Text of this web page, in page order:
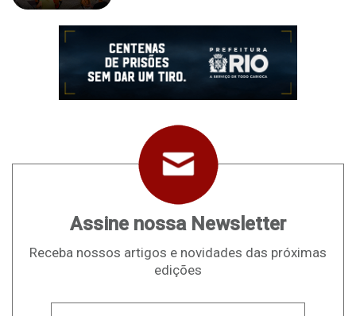
Assine nossa Newsletter
Receba nossos artigos e novidades das próximas
edições